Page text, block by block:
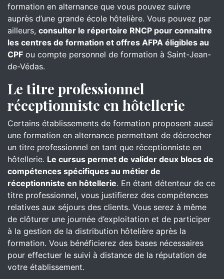
formation en alternance que vous pouvez suivre
auprès d’une grande école hôtelière. Vous pouvez par
ailleurs, consulter le répertoire RNCP pour connaitre
les centres de formation et offres AFPA éligibles au
CPF ou compte personnel de formation à Saint-Jean-
de-Védas.
Le titre professionnel
réceptionniste en hôtellerie
Certains établissements de formation proposent aussi
une formation en alternance permettant de décrocher
un titre professionnel en tant que réceptionniste en
hôtellerie. Le cursus permet de valider deux blocs de
compétences spécifiques au métier de
réceptionniste en hôtellerie. En étant détenteur de ce
titre professionnel, vous justifierez des compétences
relatives aux séjours des clients. Vous serez à même
de clôturer une journée d’exploitation et de participer
à la gestion de la distribution hôtelière après la
formation. Vous bénéficierez des bases nécessaires
pour effectuer le suivi à distance de la réputation de
votre établissement.